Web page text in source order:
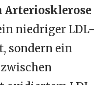
Arteriosklerose
niedriger LDL-
sondern ein